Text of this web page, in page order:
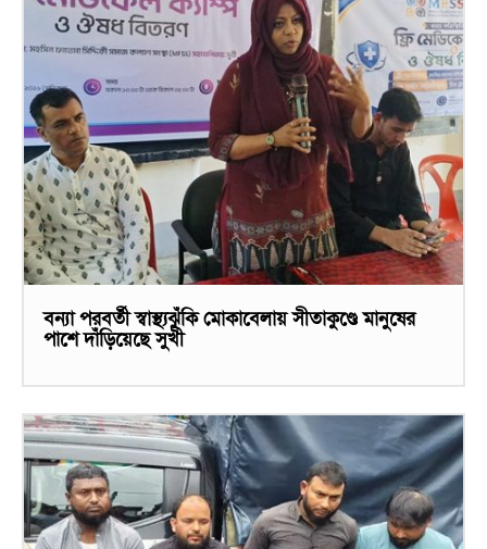
বন্যা পরবর্তী স্বাস্থ্যঝুঁকি মোকাবেলায় সীতাকুণ্ডে মানুষের
পাশে দাঁড়িয়েছে সুখী